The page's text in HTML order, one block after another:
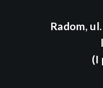
Radom,
(I